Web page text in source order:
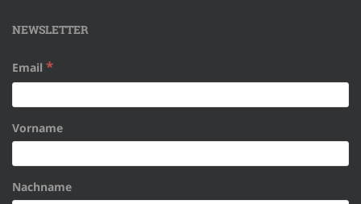
NEWSLETTER
Email *
Vorname
Nachname